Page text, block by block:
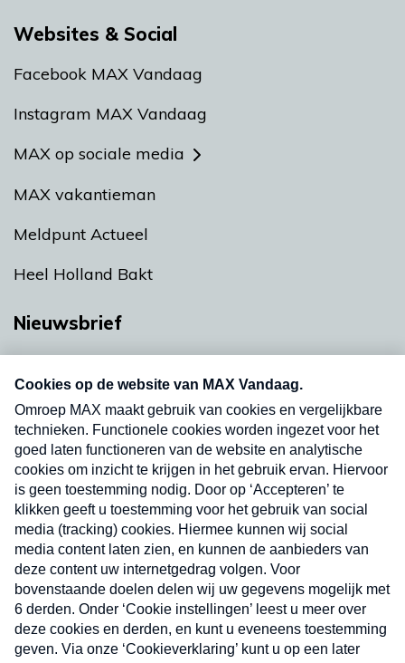
Websites & Social
Facebook MAX Vandaag
Instagram MAX Vandaag
MAX op sociale media
MAX vakantieman
Meldpunt Actueel
Heel Holland Bakt
Nieuwsbrief
nieuwsbrief. Elke vrijdag- en dinsdagochtend in
uw mailbox.
Verzend
Nieuwsbrief